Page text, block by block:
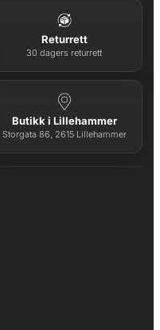
Returrett
30 dagers returrett
Butikk i Lillehammer
Storgata 86, 2615 Lillehammer